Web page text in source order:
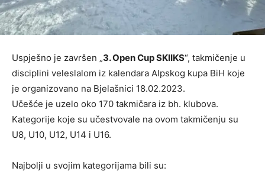
Uspješno je završen „3. Open Cup SKIIKS“, takmičenje u
disciplini veleslalom iz kalendara Alpskog kupa BiH koje
je organizovano na Bjelašnici 18.02.2023.
Učešće je uzelo oko 170 takmičara iz bh. klubova.
Kategorije koje su učestvovale na ovom takmičenju su
U8, U10, U12, U14 i U16.
Najbolji u svojim kategorijama bili su: